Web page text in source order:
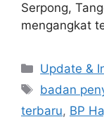
Serpong,
mengangkat
Categories
Update &
Tags
badan
terbaru, BP